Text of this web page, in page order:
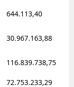
644.113,40
30.967.163,88
116.839.738,75
72.753.233,29